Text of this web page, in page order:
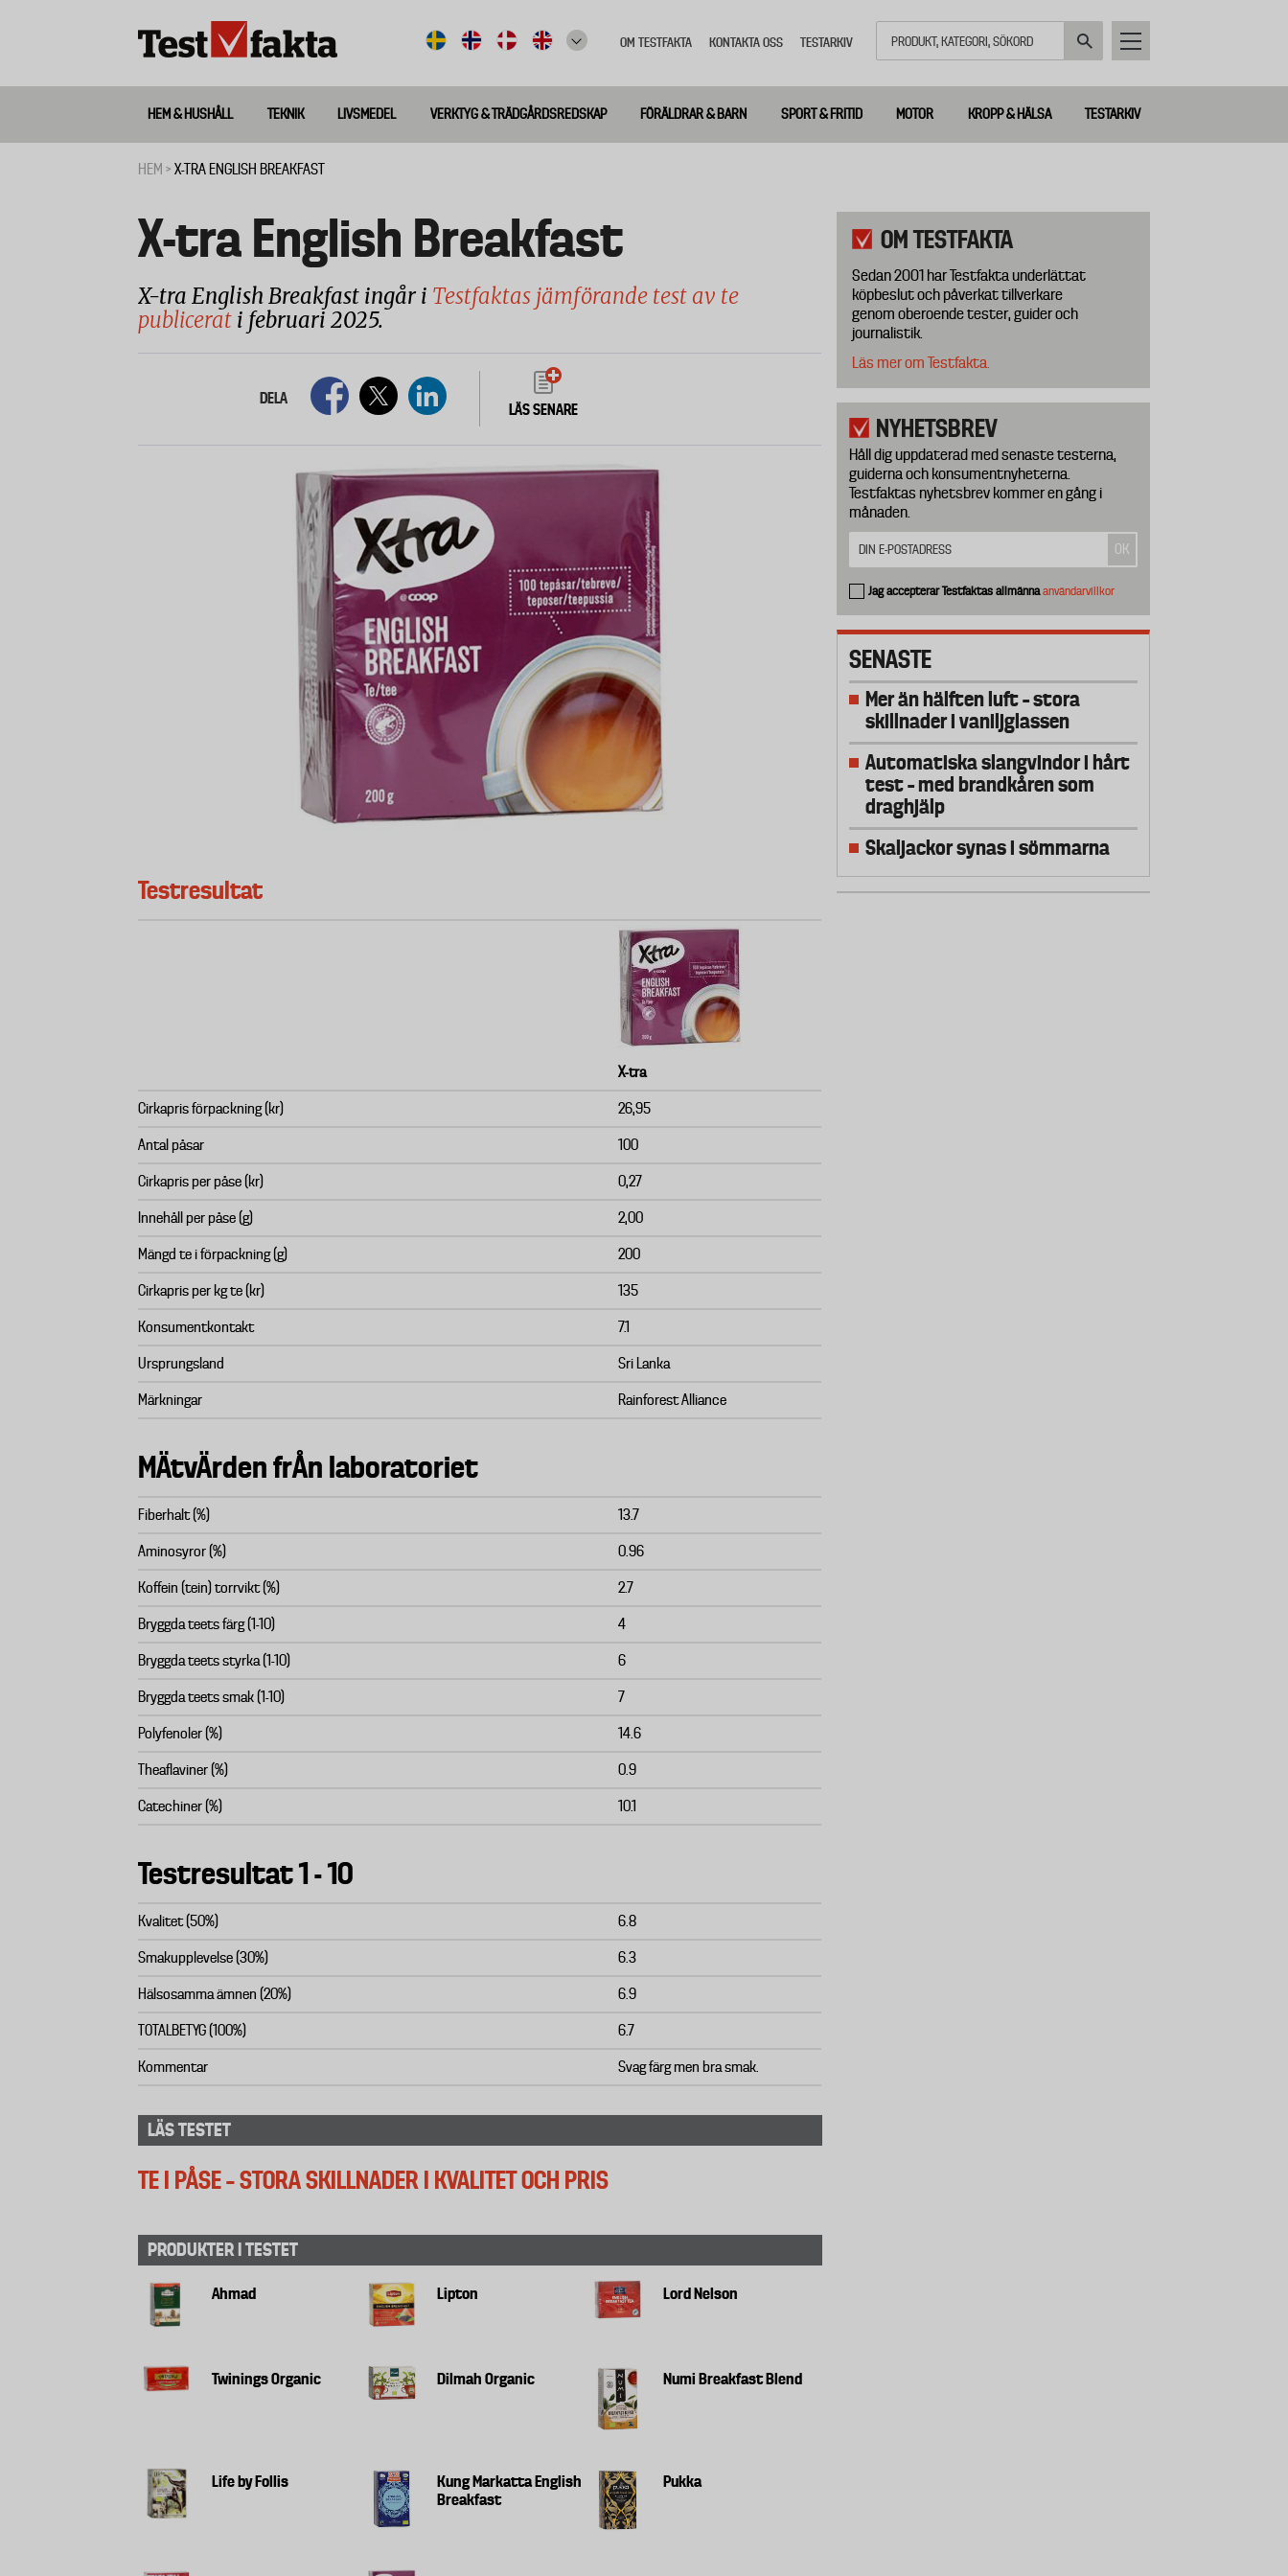
meny
OM TESTFAKTA KONTAKTA OSS TESTARKIV
Huvudmeny
ny
HEM & HUSHÅLL TEKNIK LIVSMEDEL VERKTYG & TRÄDGÅRDSREDSKAP FÖRÄLDRAR & BARN SPORT & FRITID MOTOR KROPP & HÄLSA TESTARKIV
HEM X-TRA ENGLISH BREAKFAST
X-tra English Breakfast
X-tra English Breakfast ingår i Testfaktas jämförande test av te
publicerat i februari 2025.
DELA
LÄS SENARE
Testresultat
X-tra
Cirkapris förpackning (kr) 26,95
Antal påsar 100
Cirkapris per påse (kr) 0,27
Innehåll per påse (g) 2,00
Mängd te i förpackning (g) 200
Cirkapris per kg te (kr) 135
Konsumentkontakt 7.1
Ursprungsland Sri Lanka
Märkningar Rainforest Alliance
MÄtvÄrden frÅn laboratoriet
Fiberhalt (%) 13.7
Aminosyror (%) 0.96
Koffein (tein) torrvikt (%) 2.7
Bryggda teets färg (1-10) 4
Bryggda teets styrka (1-10) 6
Bryggda teets smak (1-10) 7
Polyfenoler (%) 14.6
Theaflaviner (%) 0.9
Catechiner (%) 10.1
Testresultat 1 - 10
Kvalitet (50%) 6.8
Smakupplevelse (30%) 6.3
Hälsosamma ämnen (20%) 6.9
TOTALBETYG (100%) 6.7
Kommentar Svag färg men bra smak.
LÄS TESTET
TE I PÅSE – STORA SKILLNADER I KVALITET OCH PRIS
PRODUKTER I TESTET
Ahmad Lipton Lord Nelson
Twinings Organic Dilmah Organic Numi Breakfast Blend
Life by Follis
Kung Markatta English
Breakfast
Pukka
OM TESTFAKTA
Sedan 2001 har Testfakta underlättat
köpbeslut och påverkat tillverkare
genom oberoende tester, guider och
journalistik.
Läs mer om Testfakta.
NYHETSBREV
Håll dig uppdaterad med senaste testerna,
guiderna och konsumentnyheterna.
Testfaktas nyhetsbrev kommer en gång i
månaden.
Jag accepterar Testfaktas allmännaanvändarvillkor
SENASTE
Mer än hälften luft – stora
skillnader i vaniljglassen
Automatiska slangvindor i hårt
test – med brandkåren som
draghjälp
Skaljackor synas i sömmarna